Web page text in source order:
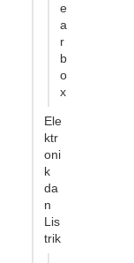
e
a
r
b
o
x
Ele
ktr
oni
k
da
n
Lis
trik